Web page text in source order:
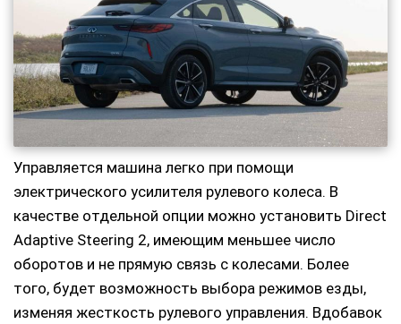
Управляется машина легко при помощи
электрического усилителя рулевого колеса. В
качестве отдельной опции можно установить Direct
Adaptive Steering 2, имеющим меньшее число
оборотов и не прямую связь с колесами. Более
того, будет возможность выбора режимов езды,
изменяя жесткость рулевого управления. Вдобавок